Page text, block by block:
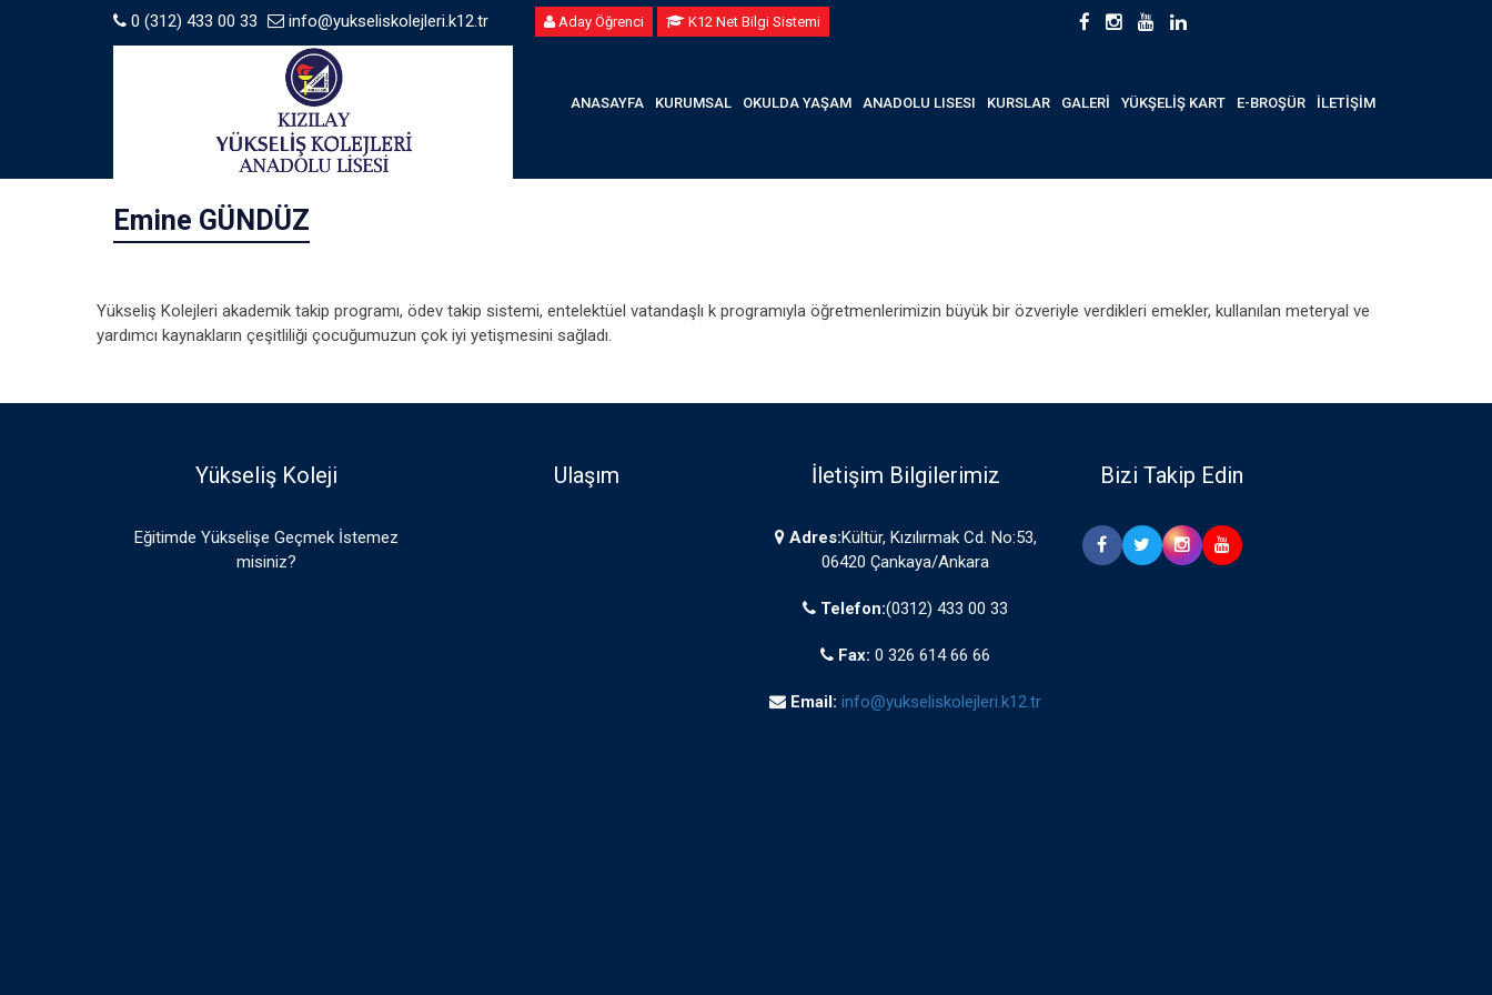
0 (312) 433 00 33 info@yukseliskolejleri.k12.tr Aday Öğrenci K12 Net Bilgi Sistemi
ANASAYFA KURUMSAL OKULDA YAŞAM ANADOLU LISESI KURSLAR GALERİ YÜKŞELİŞ KART E-BROŞÜR İLETİŞİM
Emine GÜNDÜZ
Yükseliş Kolejleri akademik takip programı, ödev takip sistemi, entelektüel vatandaşlı k programıyla öğretmenlerimizin büyük bir özveriyle verdikleri emekler, kullanılan meteryal ve
yardımcı kaynakların çeşitliliği çocuğumuzun çok iyi yetişmesini sağladı.
Yükseliş Koleji
Eğitimde Yükselişe Geçmek İstemez
misiniz?
Ulaşım İletişim Bilgilerimiz
Adres:Kültür, Kızılırmak Cd. No:53,
06420 Çankaya/Ankara
Telefon:(0312) 433 00 33
Fax: 0 326 614 66 66
Email: info@yukseliskolejleri.k12.tr
Bizi Takip Edin